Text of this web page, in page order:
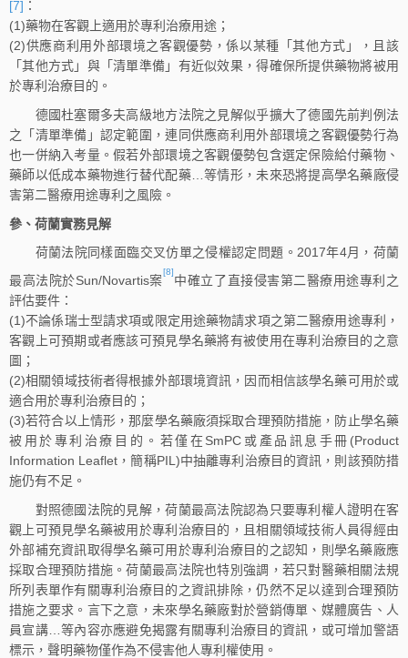
[7] ：
(1)藥物在客觀上適用於專利治療用途；
(2)供應商利用外部環境之客觀優勢，係以某種「其他方式」，且該
「其他方式」與「清單準備」有近似效果，得確保所提供藥物將被用
於專利治療目的。
德國杜塞爾多夫高級地方法院之見解似乎擴大了德國先前判例法
之「清單準備」認定範圍，連同供應商利用外部環境之客觀優勢行為
也一併納入考量。假若外部環境之客觀優勢包含選定保險給付藥物、
藥師以低成本藥物進行替代配藥…等情形，未來恐將提高學名藥廠侵
害第二醫療用途專利之風險。
參、荷蘭實務見解
荷蘭法院同樣面臨交叉仿單之侵權認定問題。2017年4月，荷蘭
最高法院於Sun/Novartis案
[8]
中確立了直接侵害第二醫療用途專利之
評估要件：
(1)不論係瑞士型請求項或限定用途藥物請求項之第二醫療用途專利，
客觀上可預期或者應該可預見學名藥將有被使用在專利治療目的之意
圖；
(2)相關領域技術者得根據外部環境資訊，因而相信該學名藥可用於或
適合用於專利治療目的；
(3)若符合以上情形，那麼學名藥廠須採取合理預防措施，防止學名藥
被用於專利治療目的。若僅在SmPC或產品訊息手冊(Product
Information Leaflet，簡稱PIL)中抽離專利治療目的資訊，則該預防措
施仍有不足。
對照德國法院的見解，荷蘭最高法院認為只要專利權人證明在客
觀上可預見學名藥被用於專利治療目的，且相關領域技術人員得經由
外部補充資訊取得學名藥可用於專利治療目的之認知，則學名藥廠應
採取合理預防措施。荷蘭最高法院也特別強調，若只對醫藥相關法規
所列表單作有關專利治療目的之資訊排除，仍然不足以達到合理預防
措施之要求。言下之意，未來學名藥廠對於營銷傳單、媒體廣告、人
員宣講…等內容亦應避免揭露有關專利治療目的資訊，或可增加警語
標示，聲明藥物僅作為不侵害他人專利權使用。